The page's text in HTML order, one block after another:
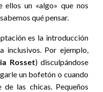
un «algo» que nos
qué pensar.
es la introducción
inclusivos. Por ejemplo,
Rosset) disculpándose
un bofetón o cuando
las chicas. Pequeños